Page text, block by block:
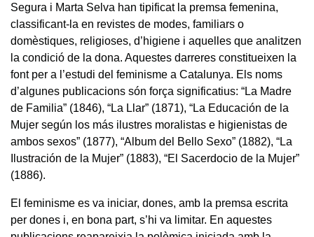
Segura i Marta Selva han tipificat la premsa femenina,
classificant-la en revistes de modes, familiars o
domèstiques, religioses, d’higiene i aquelles que analitzen
la condició de la dona. Aquestes darreres constitueixen la
font per a l’estudi del feminisme a Catalunya. Els noms
d’algunes publicacions són força significatius: “La Madre
de Familia” (1846), “La Llar” (1871), “La Educación de la
Mujer según los más ilustres moralistas e higienistas de
ambos sexos” (1877), “Album del Bello Sexo” (1882), “La
Ilustración de la Mujer” (1883), “El Sacerdocio de la Mujer”
(1886).
El feminisme es va iniciar, dones, amb la premsa escrita
per dones i, en bona part, s’hi va limitar. En aquestes